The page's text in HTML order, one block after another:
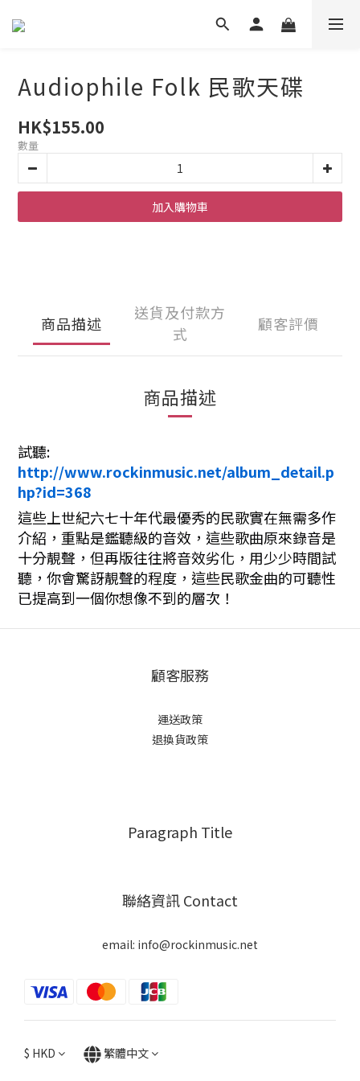
Audiophile Folk 民歌天碟
HK$155.00
數量
加入購物車
商品描述
送貨及付款方
式
顧客評價
商品描述
試聽:
http://www.rockinmusic.net/album_detail.p
hp?id=368
這些上世紀六七十年代最優秀的民歌實在無需多作
介紹，重點是鑑聽級的音效，這些歌曲原來錄音是
十分靚聲，但再版往往將音效劣化，用少少時間試
聽，你會驚訝靚聲的程度，這些民歌金曲的可聽性
已提高到一個你想像不到的層次！
顧客服務
運送政策
退換貨政策
Paragraph Title
聯絡資訊 Contact
email: info@rockinmusic.net
$ HKD 繁體中文